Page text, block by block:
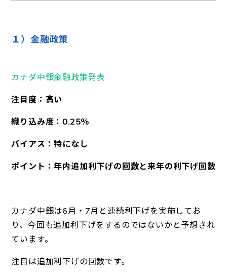
１）金融政策
カナダ中銀金融政策発表
注目度：高い
織り込み度：0.25％
バイアス：特になし
ポイント：年内追加利下げの回数と来年の利下げ回数
カナダ中銀は6月・7月と連続利下げを実施してお
り、今回も追加利下げをするのではないかと予想され
ています。
注目は追加利下げの回数です。